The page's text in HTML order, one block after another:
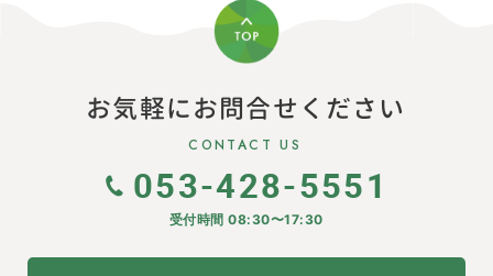
お気軽にお問合せください
CONTACT US
053-428-5551
受付時間 08:30〜17:30